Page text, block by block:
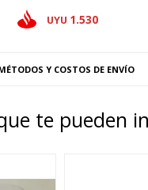
UYU 1.530
Y COSTOS DE ENVÍO
te pueden